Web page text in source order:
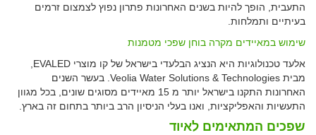
התעבית, הופך להיות בשנים האחרונות פתרון נפוץ לצמצום זרמים
בעיתיים ותמלחות.
שימוש במאיידים מקרה בוחן שפכי מטמנות
מבית Veolia Water Solutions & Technologies. בעשר השנים
האחרונות התקנו בישראל יותר מ 15 מאיידים מסוגים שונים, בכל מגוון
התעשיות והאפליקציות, ואנו בעלי הניסיון הרב ביותר בתחום זה בארץ.
שפכים המתאימים לאיוד